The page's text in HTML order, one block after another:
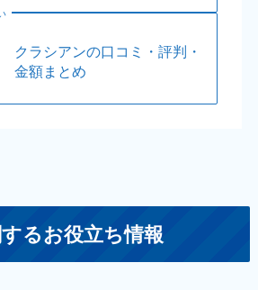
クラシアンの口コミ・評判・
金額まとめ
るお役立ち情報